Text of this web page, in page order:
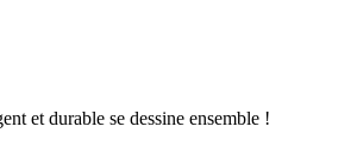
et durable se dessine ensemble !